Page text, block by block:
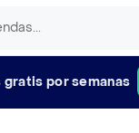
gratis por semanas